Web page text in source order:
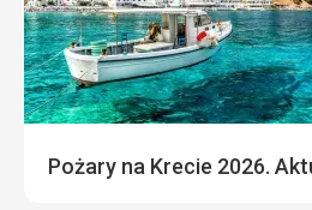
Pożary na Krecie 2026.